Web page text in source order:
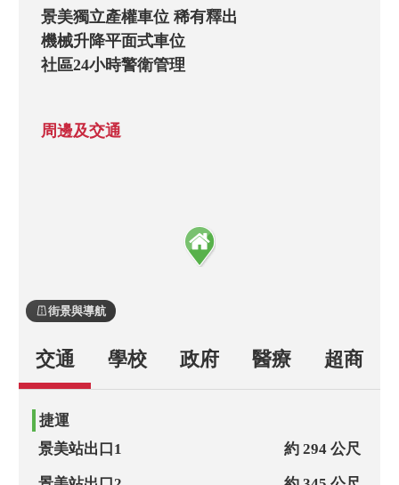
景美獨立產權車位 稀有釋出
機械升降平面式車位
社區24小時警衛管理
周邊及交通
街景與導航
交通 學校 政府 醫療 超商
捷運
景美站出口1
約 294 公尺